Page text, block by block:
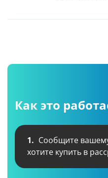
Как это
1. Сообщите
хотите купить в